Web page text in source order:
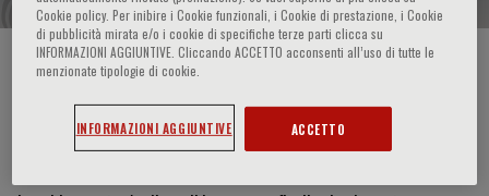
HOME PAGE / CURSOS Y EVENTOS
Vídeos y diapositivas
Cookie policy. Per inibire i Cookie funzionali, i Cookie di prestazione, i Cookie
di pubblicità mirata e/o i cookie di specifiche terze parti clicca su
INFORMAZIONI AGGIUNTIVE. Cliccando ACCETTO acconsenti all’uso di tutte le
menzionate tipologie di cookie.
INFORMAZIONI AGGIUNTIVE ACCETTO